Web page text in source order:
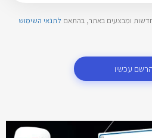
חדשות ומבצעים באתר, בהתאם לתנאי השימוש
הרשם עכשיו